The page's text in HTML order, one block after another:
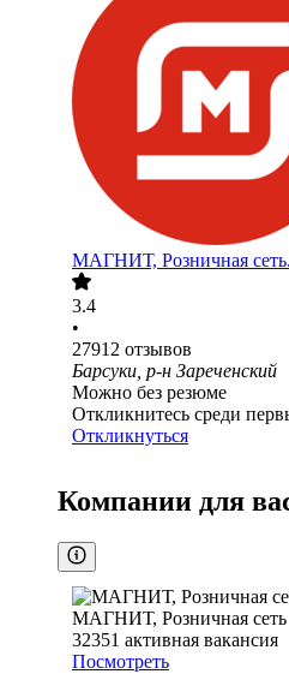
МАГНИТ, Розничная
3.4
•
27912 отзывов
Барсуки, р-н Зареченский
Можно без резюме
Откликнитесь среди
Откликнуться
Компании для
МАГНИТ, Розничная сеть
32351 активная вакансия
Посмотреть